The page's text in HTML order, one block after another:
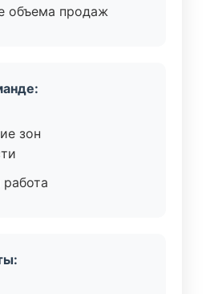
объема продаж
зон